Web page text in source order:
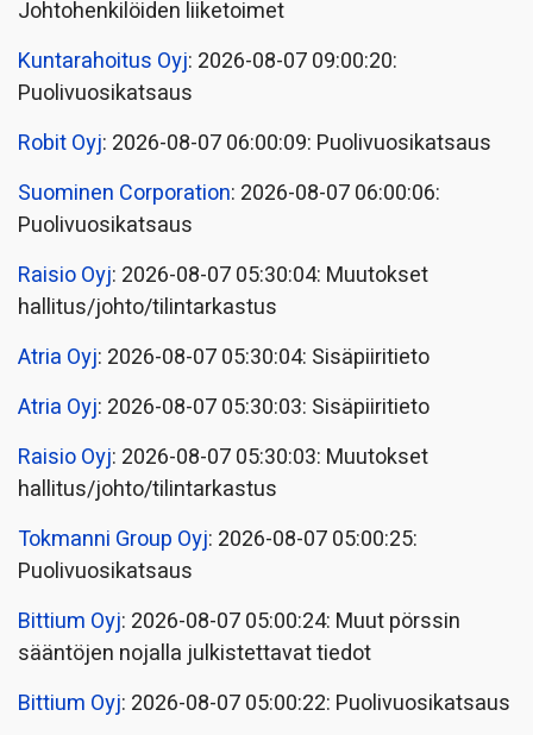
Johtohenkilöiden liiketoimet
Kuntarahoitus Oyj: 2026-08-07 09:00:20:
Puolivuosikatsaus
Robit Oyj: 2026-08-07 06:00:09: Puolivuosikatsaus
Suominen Corporation: 2026-08-07 06:00:06:
Puolivuosikatsaus
Raisio Oyj: 2026-08-07 05:30:04: Muutokset
hallitus/johto/tilintarkastus
Atria Oyj: 2026-08-07 05:30:04: Sisäpiiritieto
Atria Oyj: 2026-08-07 05:30:03: Sisäpiiritieto
Raisio Oyj: 2026-08-07 05:30:03: Muutokset
hallitus/johto/tilintarkastus
Tokmanni Group Oyj: 2026-08-07 05:00:25:
Puolivuosikatsaus
Bittium Oyj: 2026-08-07 05:00:24: Muut pörssin
sääntöjen nojalla julkistettavat tiedot
Bittium Oyj: 2026-08-07 05:00:22: Puolivuosikatsaus